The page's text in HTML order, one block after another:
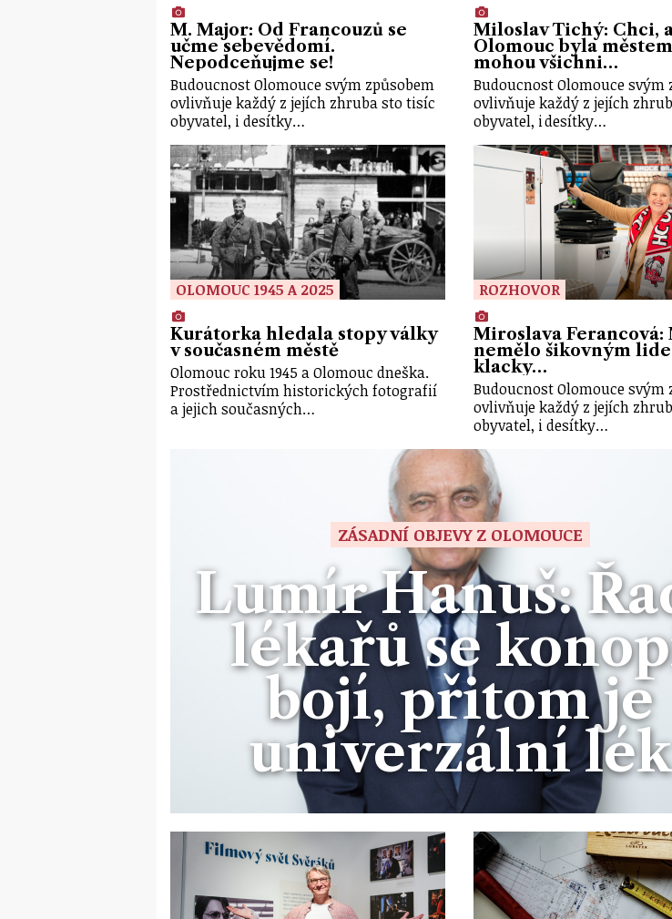
M. Major: Od Francouzů se
učme sebevědomí.
Nepodceňujme se!
Budoucnost Olomouce svým způsobem
ovlivňuje každý z jejích zhruba sto tisíc
obyvatel, i desítky…
Miloslav Tichý: Chci,
Olomouc byla
mohou všichni…
Budoucnost Olomouce svým
ovlivňuje každý z jejích
obyvatel, i desítky…
OLOMOUC 1945 A 2025
Kurátorka hledala stopy války
v současném městě
Olomouc roku 1945 a Olomouc dneška.
Prostřednictvím historických fotografií
a jejich současných…
ROZHOVOR
Miroslava Ferancová:
nemělo šikovným
klacky…
Budoucnost Olomouce svým
ovlivňuje každý z jejích
obyvatel, i desítky…
ZÁSADNÍ OBJEVY Z OLOMOUCE
Lumír Hanuš:
lékařů se
bojí, přitom je
univerzální lék